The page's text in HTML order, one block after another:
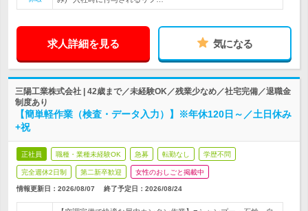
求人詳細を見る 気になる
三陽工業株式会社 | 42歳まで／未経験OK／残業少なめ／社宅完備／退職金
制度あり
【簡単軽作業（検査・データ入力）】※年休120日～／土日休み
+祝
正社員 職種・業種未経験OK 急募 転勤なし 学歴不問
完全週休2日制 第二新卒歓迎 女性のおしごと掲載中
情報更新日：2026/08/07 終了予定日： 2026/08/24